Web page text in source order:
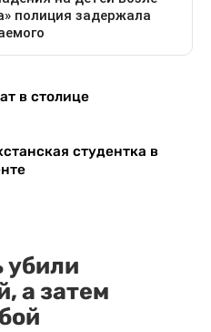
в столице
студентка в
убили
а затем